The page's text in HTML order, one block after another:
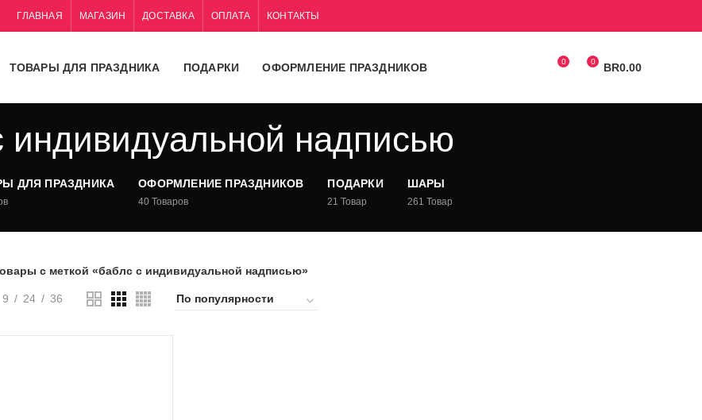
ГЛАВНАЯ МАГАЗИН ДОСТАВКА ОПЛАТА КОНТАКТЫ
ТОВАРЫ ДЛЯ ПРАЗДНИКА ПОДАРКИ ОФОРМЛЕНИЕ ПРАЗДНИКОВ
0 0
BR0.00
индивидуальной надписью
ДЛЯ ПРАЗДНИКА ОФОРМЛЕНИЕ ПРАЗДНИКОВ
40 Товаров
ПОДАРКИ
21 Товар
ШАРЫ
261 Товар
Товары с меткой «баблс с индивидуальной надписью»
9 24 36